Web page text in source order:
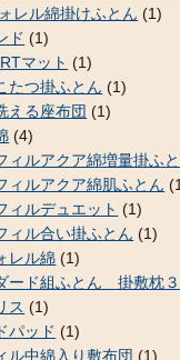
レル綿掛けふとん (1)
ド (1)
マット (1)
たつ掛ふとん (1)
える座布団 (1)
(4)
ィルアクア綿増量掛ふ
ィルアクア綿肌ふとん
ィルデュエット (1)
ィル合い掛ふとん (1)
レル綿 (1)
ード組ふとん 掛敷枕３
ス (1)
パッド (1)
ル中綿入り敷布団 (1)